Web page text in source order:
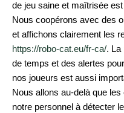
de jeu saine et maîtrisée
Nous coopérons avec des
et affichons clairement les
https://robo-cat.eu/fr-ca/. La
de temps et des alertes
nos joueurs est aussi
Nous allons au-delà que
notre personnel à détecter